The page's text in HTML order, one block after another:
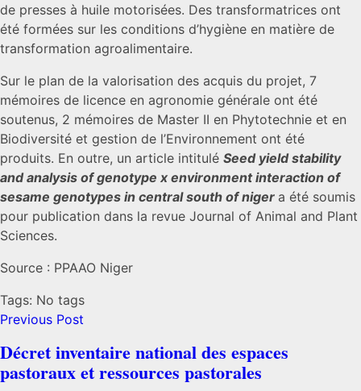
de presses à huile motorisées. Des transformatrices ont
été formées sur les conditions d’hygiène en matière de
transformation agroalimentaire.
Sur le plan de la valorisation des acquis du projet, 7
mémoires de licence en agronomie générale ont été
soutenus, 2 mémoires de Master II en Phytotechnie et en
Biodiversité et gestion de l’Environnement ont été
produits. En outre, un article intitulé Seed yield stability
and analysis of genotype x environment interaction of
sesame genotypes in central south of niger a été soumis
pour publication dans la revue Journal of Animal and Plant
Sciences.
Source : PPAAO Niger
Tags: No tags
Previous Post
Décret inventaire national des espaces
pastoraux et ressources pastorales